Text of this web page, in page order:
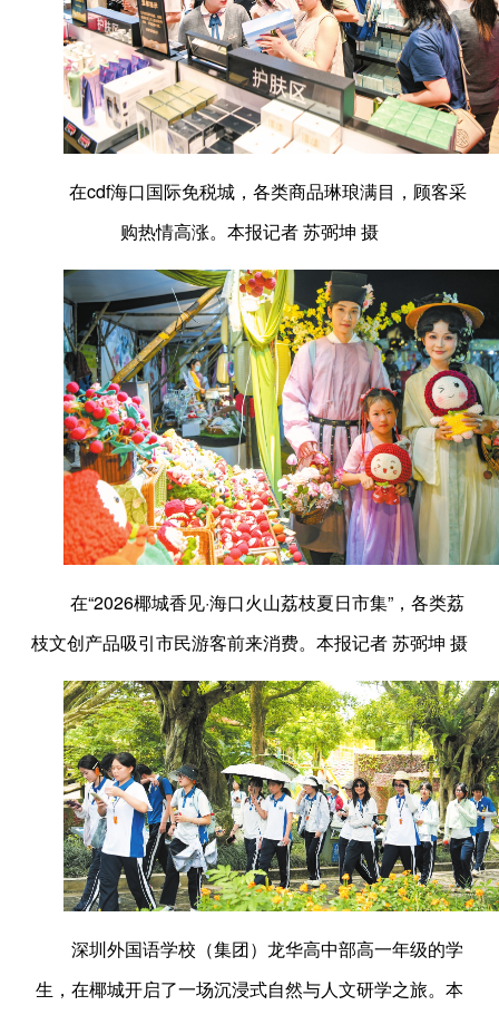
在cdf海口国际免税城，各类商品琳琅满目，顾客采
购热情高涨。本报记者 苏弼坤 摄
在“2026椰城香见·海口火山荔枝夏日市集”，各类荔
枝文创产品吸引市民游客前来消费。本报记者 苏弼坤 摄
深圳外国语学校（集团）龙华高中部高一年级的学
生，在椰城开启了一场沉浸式自然与人文研学之旅。本